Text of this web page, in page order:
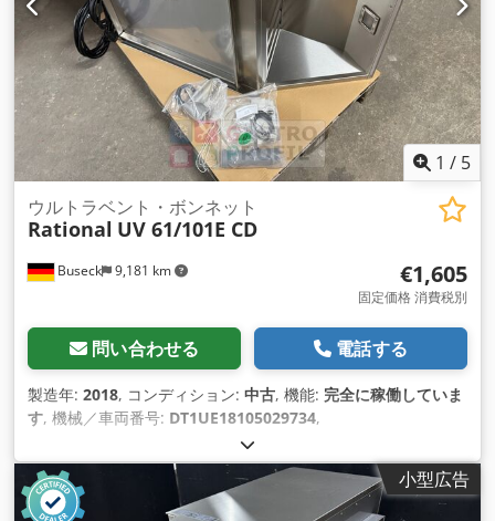
1 / 5
Buseck 9,181 km
ウルトラベント・ボンネット
Rational UV 61/101E CD
€1,605
固定価格 消費税別
問い合わせる 電話する
製造年: 2018, コンディション: 中古, 機能: 完全に稼働していま
す, 機械／車両番号: DT1UE18105029734,
小型広告